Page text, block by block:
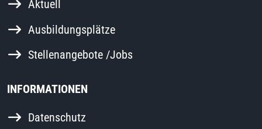
Aktuell
Ausbildungsplätze
Stellenangebote /Jobs
INFORMATIONEN
Datenschutz